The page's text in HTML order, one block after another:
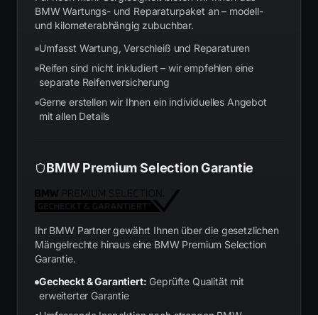
BMW Wartungs- und Reparaturpaket an – modell-
und kilometerabhängig zubuchbar.
Umfasst Wartung, Verschleiß und Reparaturen
Reifen sind nicht inkludiert – wir empfehlen eine
separate Reifenversicherung
Gerne erstellen wir Ihnen ein individuelles Angebot
mit allen Details
BMW Premium Selection Garantie
Ihr BMW Partner gewährt Ihnen über die gesetzlichen
Mängelrechte hinaus eine BMW Premium Selection
Garantie.
Gecheckt & Garantiert: Geprüfte Qualität mit
erweiterter Garantie